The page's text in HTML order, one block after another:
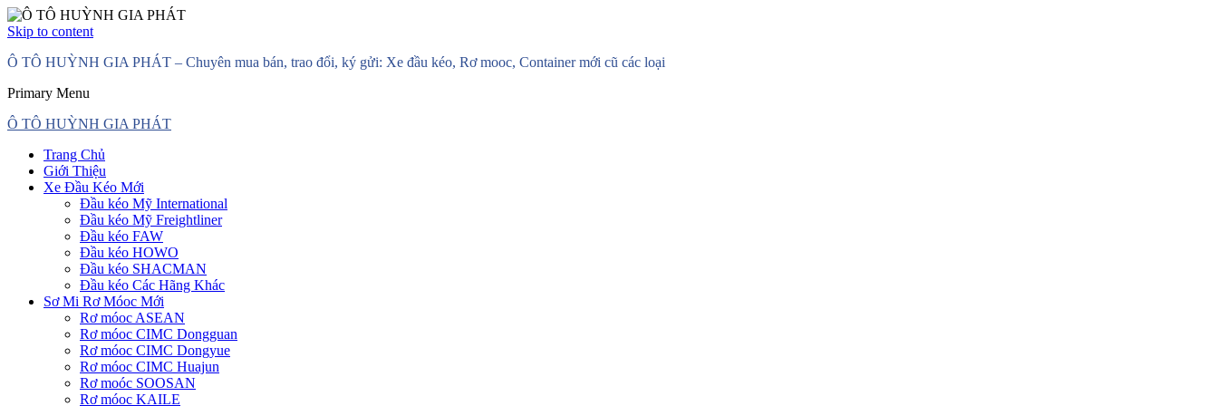
Skip to content
Ô TÔ HUỲNH GIA PHÁT – Chuyên mua bán, trao đổi, ký gửi: Xe đầu kéo, Rơ mooc, Container mới cũ các loại
Primary Menu
Ô TÔ HUỲNH GIA PHÁT
Trang Chủ
Giới Thiệu
Xe Đầu Kéo Mới
Đầu kéo Mỹ International
Đầu kéo Mỹ Freightliner
Đầu kéo FAW
Đầu kéo HOWO
Đầu kéo SHACMAN
Đầu kéo Các Hãng Khác
Sơ Mi Rơ Móoc Mới
Rơ móoc ASEAN
Rơ móoc CIMC Dongguan
Rơ móoc CIMC Dongyue
Rơ móoc CIMC Huajun
Rơ moóc SOOSAN
Rơ móoc KAILE